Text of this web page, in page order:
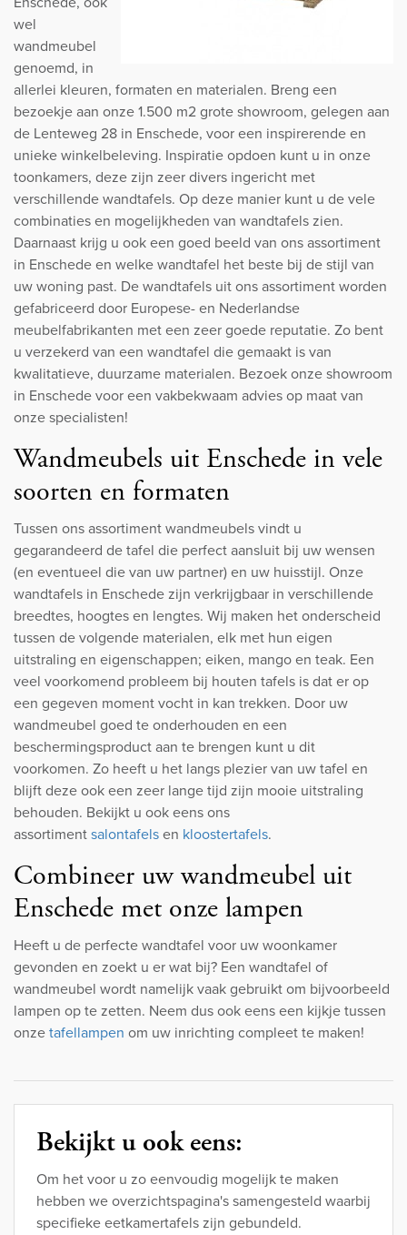
wel
wandmeubel
genoemd, in
allerlei kleuren, formaten en materialen. Breng een
bezoekje aan onze 1.500 m2 grote showroom, gelegen aan
de Lenteweg 28 in Enschede, voor een inspirerende en
unieke winkelbeleving. Inspiratie opdoen kunt u in onze
toonkamers, deze zijn zeer divers ingericht met
verschillende wandtafels. Op deze manier kunt u de vele
combinaties en mogelijkheden van wandtafels zien.
Daarnaast krijg u ook een goed beeld van ons assortiment
in Enschede en welke wandtafel het beste bij de stijl van
uw woning past. De wandtafels uit ons assortiment worden
gefabriceerd door Europese- en Nederlandse
meubelfabrikanten met een zeer goede reputatie. Zo bent
u verzekerd van een wandtafel die gemaakt is van
kwalitatieve, duurzame materialen. Bezoek onze showroom
in Enschede voor een vakbekwaam advies op maat van
onze specialisten!
Wandmeubels uit Enschede in vele
soorten en formaten
Tussen ons assortiment wandmeubels vindt u
gegarandeerd de tafel die perfect aansluit bij uw wensen
(en eventueel die van uw partner) en uw huisstijl. Onze
wandtafels in Enschede zijn verkrijgbaar in verschillende
breedtes, hoogtes en lengtes. Wij maken het onderscheid
tussen de volgende materialen, elk met hun eigen
uitstraling en eigenschappen; eiken, mango en teak. Een
veel voorkomend probleem bij houten tafels is dat er op
een gegeven moment vocht in kan trekken. Door uw
wandmeubel goed te onderhouden en een
beschermingsproduct aan te brengen kunt u dit
voorkomen. Zo heeft u het langs plezier van uw tafel en
blijft deze ook een zeer lange tijd zijn mooie uitstraling
behouden. Bekijkt u ook eens ons
assortimentsalontafelsen kloostertafels.
Combineer uw wandmeubel uit
Enschede met onze lampen
Heeft u de perfecte wandtafel voor uw woonkamer
gevonden en zoekt u er wat bij? Een wandtafel of
wandmeubel wordt namelijk vaak gebruikt om bijvoorbeeld
lampen op te zetten. Neem dus ook eens een kijkje tussen
onzetafellampen om uw inrichting compleet te maken!
Bekijkt u ook eens:
Om het voor u zo eenvoudig mogelijk te maken
hebben we overzichtspagina's samengesteld waarbij
specifieke eetkamertafels zijn gebundeld.